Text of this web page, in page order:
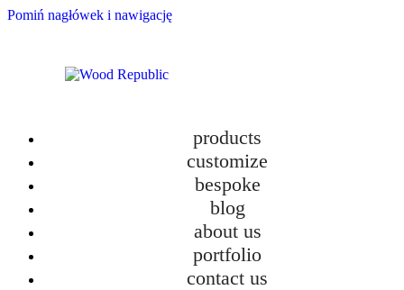
Pomiń nagłówek i nawigację
products
customize
bespoke
blog
about us
portfolio
contact us
New TOKI Collection – Design and Ecology